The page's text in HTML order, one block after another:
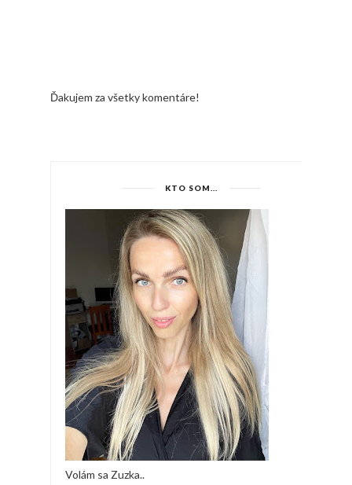
Ďakujem za všetky komentáre!
KTO SOM...
Volám sa Zuzka..